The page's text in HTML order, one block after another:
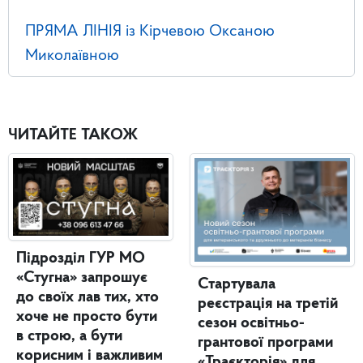
ПРЯМА ЛІНІЯ із Кірчевою Оксаною
Миколаївною
ЧИТАЙТЕ ТАКОЖ
Підрозділ ГУР МО
«Стугна» запрошує
до своїх лав тих, хто
хоче не просто бути
в строю, а бути
корисним і важливим
Стартувала
реєстрація на третій
сезон освітньо-
грантової програми